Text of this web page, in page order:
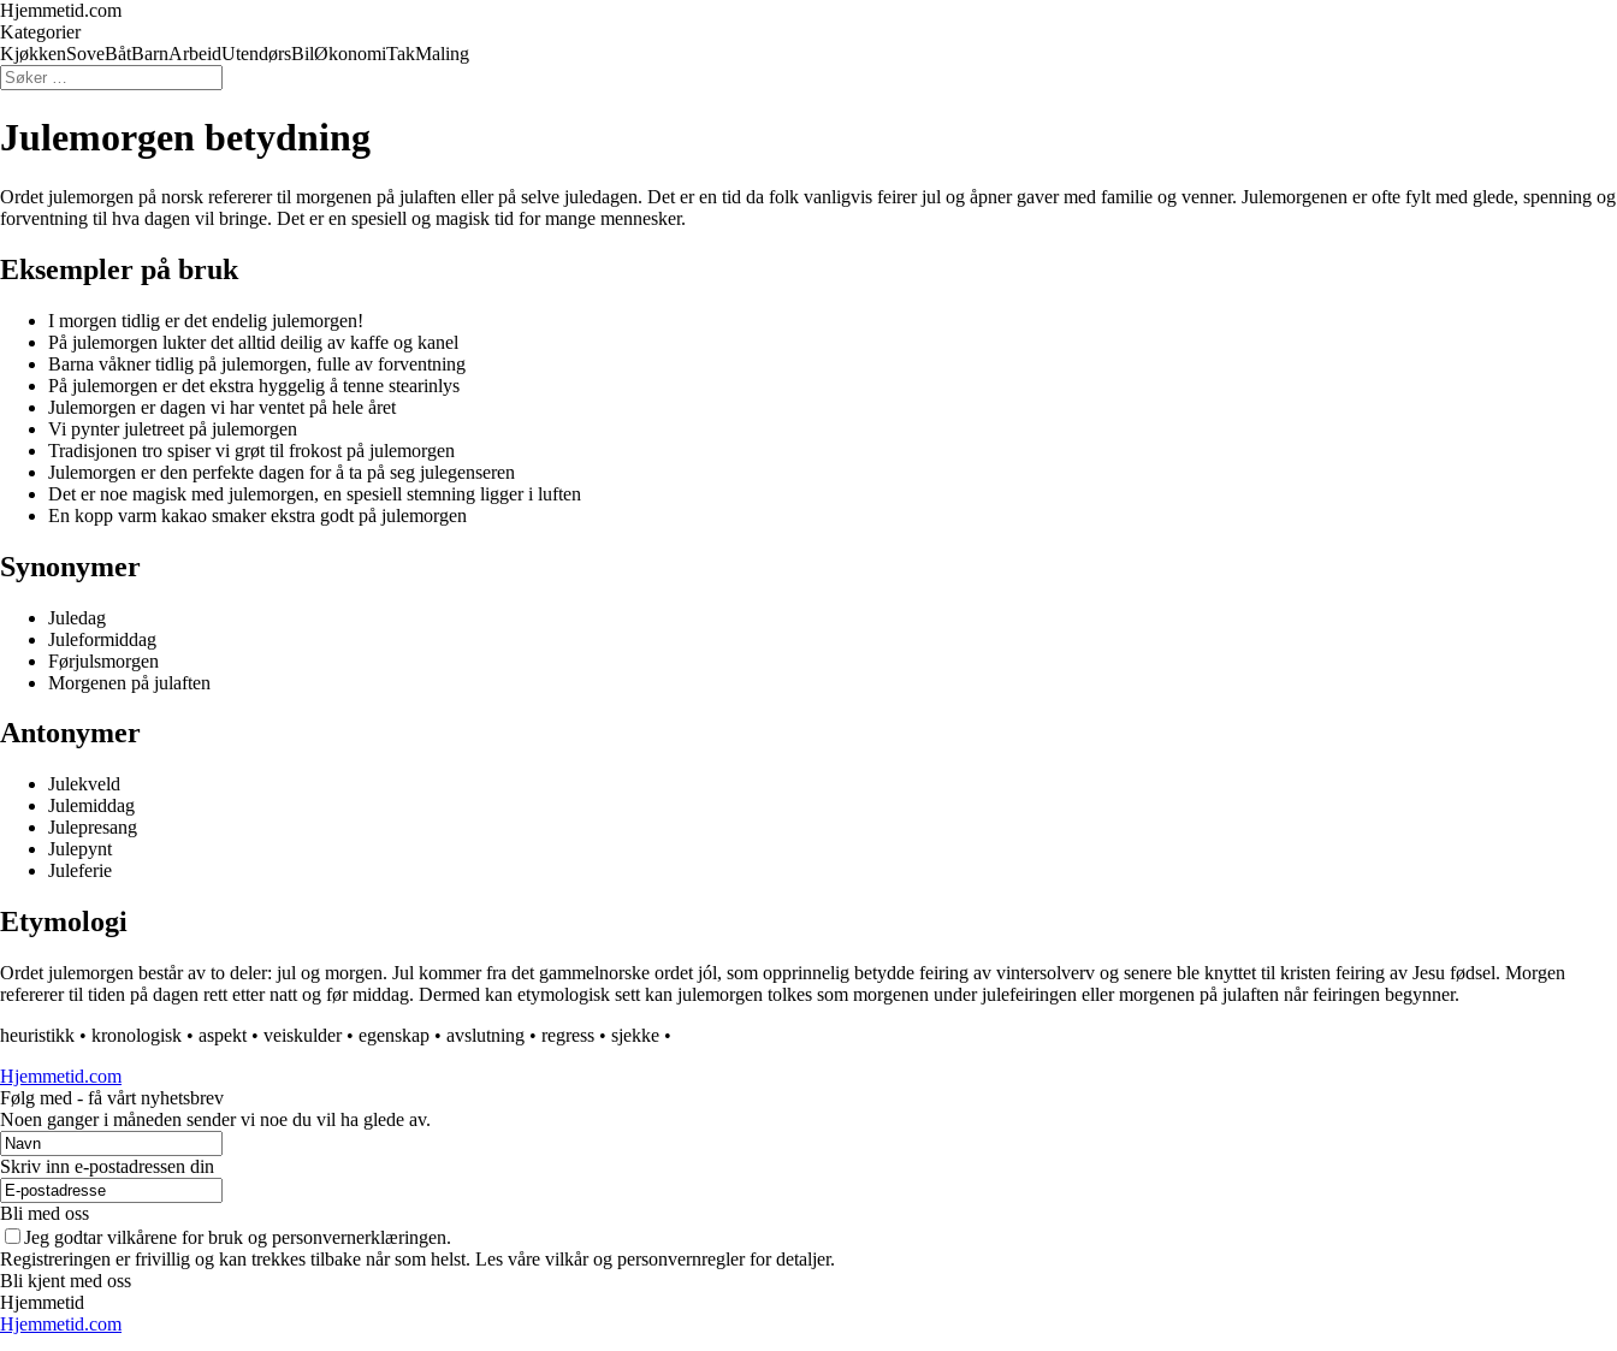
Hjemmetid.com
Kategorier
KjøkkenSoveBåtBarnArbeidUtendørsBilØkonomiTakMaling
Julemorgen betydning
Ordet julemorgen på norsk refererer til morgenen på julaften eller på selve juledagen. Det er en tid da folk vanligvis feirer jul og åpner gaver med familie og venner. Julemorgenen er ofte fylt med glede, spenning og
forventning til hva dagen vil bringe. Det er en spesiell og magisk tid for mange mennesker.
Eksempler på bruk
I morgen tidlig er det endelig julemorgen!
På julemorgen lukter det alltid deilig av kaffe og kanel
Barna våkner tidlig på julemorgen, fulle av forventning
På julemorgen er det ekstra hyggelig å tenne stearinlys
Julemorgen er dagen vi har ventet på hele året
Vi pynter juletreet på julemorgen
Tradisjonen tro spiser vi grøt til frokost på julemorgen
Julemorgen er den perfekte dagen for å ta på seg julegenseren
Det er noe magisk med julemorgen, en spesiell stemning ligger i luften
En kopp varm kakao smaker ekstra godt på julemorgen
Synonymer
Juledag
Juleformiddag
Førjulsmorgen
Morgenen på julaften
Antonymer
Julekveld
Julemiddag
Julepresang
Julepynt
Juleferie
Etymologi
Ordet julemorgen består av to deler: jul og morgen. Jul kommer fra det gammelnorske ordet jól, som opprinnelig betydde feiring av vintersolverv og senere ble knyttet til kristen feiring av Jesu fødsel. Morgen
refererer til tiden på dagen rett etter natt og før middag. Dermed kan etymologisk sett kan julemorgen tolkes som morgenen under julefeiringen eller morgenen på julaften når feiringen begynner.
heuristikk • kronologisk • aspekt • veiskulder• egenskap • avslutning • regress • sjekke •
Hjemmetid.com
Følg med - få vårt nyhetsbrev
Noen ganger i måneden sender vi noe du vil ha glede av.
Skriv inn e-postadressen din
Bli med oss
Jeg godtar vilkårene for bruk og personvernerklæringen.
Registreringen er frivillig og kan trekkes tilbake når som helst. Les våre vilkår og personvernregler for detaljer.
Bli kjent med oss
Hjemmetid
Hjemmetid.com